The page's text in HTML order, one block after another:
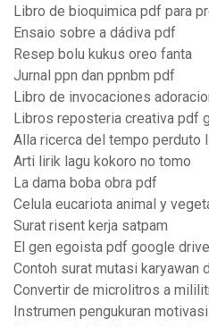
Libro de bioquimica pdf para
Ensaio sobre a dádiva pdf
Resep bolu kukus oreo fanta
Jurnal ppn dan ppnbm pdf
Libro de invocaciones
Libros reposteria creativa pdf
Alla ricerca del tempo perduto
Arti lirik lagu kokoro no tomo
La dama boba obra pdf
Celula eucariota animal y
Surat risent kerja satpam
El gen egoista pdf google drive
Contoh surat mutasi karyawan
Convertir de microlitros a
Instrumen pengukuran